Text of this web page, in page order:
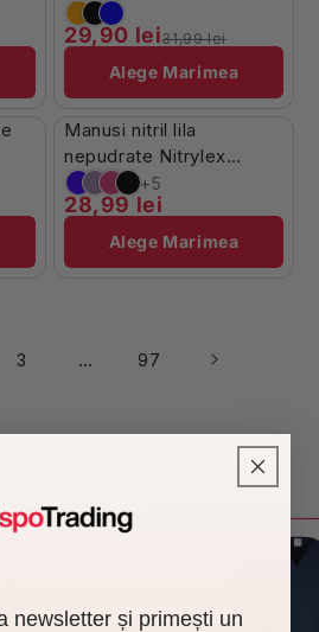
50buc
29,90 lei31,99 lei
Alege Marimea
Manusi nitril lila
nepudrate Nitrylex
100buc
+5
28,99 lei
Alege Marimea
3 … 97
newsletter și primești un